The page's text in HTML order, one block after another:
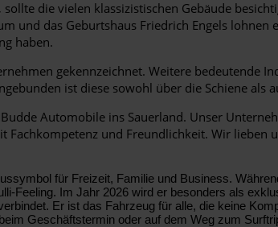
die vielen klassizistischen Gebäude
und das Geburtshaus Friedrich Engels
haben.
gekennzeichnet. Weitere bedeutende
ist diese sowohl über die Schiene als
Automobile ins Sauerland. Unser
und Freundlichkeit. Wir lieben
für Freizeit, Familie und Business.
Feeling. Im Jahr 2026 wird er besonders als
Er ist das Fahrzeug für alle, die keine
Geschäftstermin oder auf dem Weg zum